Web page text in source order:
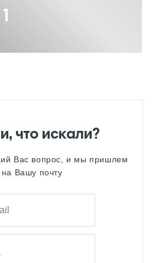
что искали?
Вас вопрос, и мы пришлем
на Вашу почту